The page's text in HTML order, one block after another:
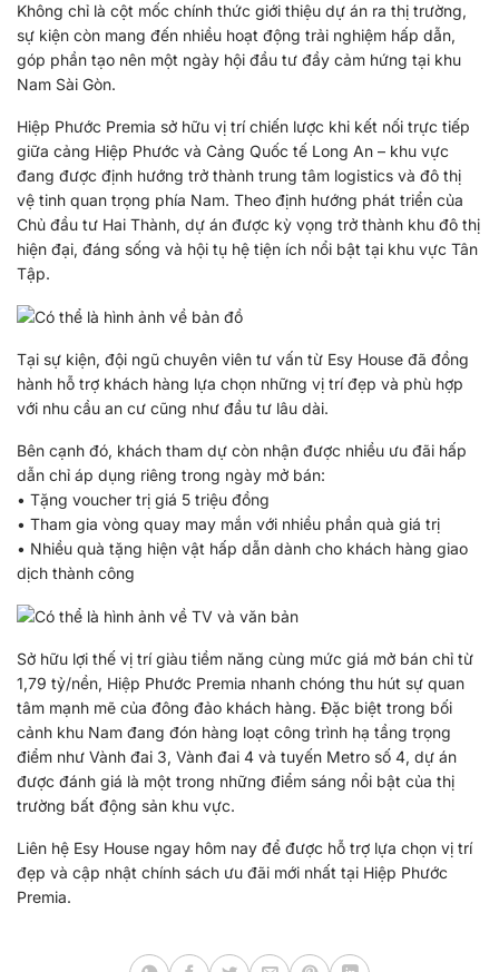
Không chỉ là cột mốc chính thức giới thiệu dự án ra thị trường,
sự kiện còn mang đến nhiều hoạt động trải nghiệm hấp dẫn,
góp phần tạo nên một ngày hội đầu tư đầy cảm hứng tại khu
Nam Sài Gòn.
Hiệp Phước Premia sở hữu vị trí chiến lược khi kết nối trực tiếp
giữa cảng Hiệp Phước và Cảng Quốc tế Long An – khu vực
đang được định hướng trở thành trung tâm logistics và đô thị
vệ tinh quan trọng phía Nam. Theo định hướng phát triển của
Chủ đầu tư Hai Thành, dự án được kỳ vọng trở thành khu đô thị
hiện đại, đáng sống và hội tụ hệ tiện ích nổi bật tại khu vực Tân
Tập.
Tại sự kiện, đội ngũ chuyên viên tư vấn từ Esy House đã đồng
hành hỗ trợ khách hàng lựa chọn những vị trí đẹp và phù hợp
với nhu cầu an cư cũng như đầu tư lâu dài.
Bên cạnh đó, khách tham dự còn nhận được nhiều ưu đãi hấp
dẫn chỉ áp dụng riêng trong ngày mở bán:
• Tặng voucher trị giá 5 triệu đồng
• Tham gia vòng quay may mắn với nhiều phần quà giá trị
• Nhiều quà tặng hiện vật hấp dẫn dành cho khách hàng giao
dịch thành công
Sở hữu lợi thế vị trí giàu tiềm năng cùng mức giá mở bán chỉ từ
1,79 tỷ/nền, Hiệp Phước Premia nhanh chóng thu hút sự quan
tâm mạnh mẽ của đông đảo khách hàng. Đặc biệt trong bối
cảnh khu Nam đang đón hàng loạt công trình hạ tầng trọng
điểm như Vành đai 3, Vành đai 4 và tuyến Metro số 4, dự án
được đánh giá là một trong những điểm sáng nổi bật của thị
trường bất động sản khu vực.
Liên hệ Esy House ngay hôm nay để được hỗ trợ lựa chọn vị trí
đẹp và cập nhật chính sách ưu đãi mới nhất tại Hiệp Phước
Premia.